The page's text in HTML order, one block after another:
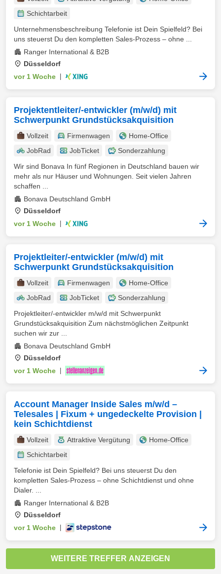
Schichtarbeit
Unternehmensbeschreibung Telefonie ist Dein Spielfeld? Bei
uns steuerst Du den kompletten Sales‑Prozess – ohne ...
Ranger International & B2B
Düsseldorf
vor 1 Woche
Projektentleiter/-entwickler (m/w/d) mit
Schwerpunkt Grundstücksakquisition
Vollzeit Firmenwagen
Home-Office
JobRad
JobTicket
Sonderzahlung
Wir sind Bonava In fünf Regionen in Deutschland bauen wir
mehr als nur Häuser und Wohnungen. Seit vielen Jahren
schaffen ...
Bonava Deutschland GmbH
Düsseldorf
vor 1 Woche
Projektleiter/-entwickler (m/w/d) mit
Schwerpunkt Grundstücksakquisition
Vollzeit Firmenwagen
Home-Office
JobRad
JobTicket
Sonderzahlung
Projektleiter/-entwickler m/w/d mit Schwerpunkt
Grundstücksakquisition Zum nächstmöglichen Zeitpunkt
suchen wir zur ...
Bonava Deutschland GmbH
Düsseldorf
vor 1 Woche
Account Manager Inside Sales m/w/d –
Telesales | Fixum + ungedeckelte Provision |
kein Schichtdienst
Vollzeit Attraktive Vergütung
Home-Office
Schichtarbeit
Telefonie ist Dein Spielfeld? Bei uns steuerst Du den
kompletten Sales‑Prozess – ohne Schichtdienst und ohne
Dialer. ...
Ranger International & B2B
Düsseldorf
vor 1 Woche
WEITERE TREFFER ANZEIGEN